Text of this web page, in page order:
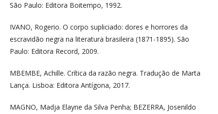
São Paulo: Editora Boitempo, 1992.
IVANO, Rogerio. O corpo supliciado: dores e horrores da
escravidão negra na literatura brasileira (1871-1895). São
Paulo: Editora Record, 2009.
MBEMBE, Achille. Crítica da razão negra. Tradução de Marta
Lança. Lisboa: Editora Antígona, 2017.
MAGNO, Madja Elayne da Silva Penha; BEZERRA, Josenildo